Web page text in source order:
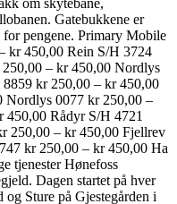
Gatebukkene er
pengene. Primary Mobile
kr 450,00 Rein S/H 3724
– kr 450,00 Nordlys
kr 250,00 – kr 450,00
Nordlys 0077 kr 250,00 –
Rådyr S/H 4721
250,00 – kr 450,00 Fjellrev
kr 250,00 – kr 450,00 Ha
tjenester Hønefoss
Dagen startet på hver
Sture på Gjestegården i